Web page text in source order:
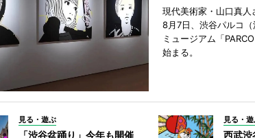
現代美術家・山口真人
8月7日、渋谷パルコ
ミュージアム「
始まる。
見る・遊ぶ
「渋谷盆踊り」今年も開催
見る・
西武渋